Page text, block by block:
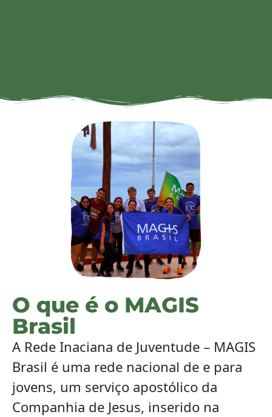
O que é o MAGIS
Brasil
A Rede Inaciana de Juventude – MAGIS
Brasil é uma rede nacional de e para
jovens, um serviço apostólico da
Companhia de Jesus, inserido na